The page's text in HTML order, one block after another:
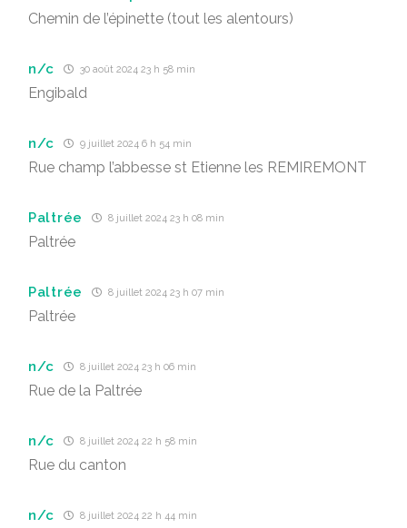
Chemin de l’épinette (tout les alentours)
n/c 30 août 2024 23 h 58 min
Engibald
n/c 9 juillet 2024 6 h 54 min
Rue champ l’abbesse st Etienne les REMIREMONT
Paltrée 8 juillet 2024 23 h 08 min
Paltrée
Paltrée 8 juillet 2024 23 h 07 min
Paltrée
n/c 8 juillet 2024 23 h 06 min
Rue de la Paltrée
n/c 8 juillet 2024 22 h 58 min
Rue du canton
n/c 8 juillet 2024 22 h 44 min